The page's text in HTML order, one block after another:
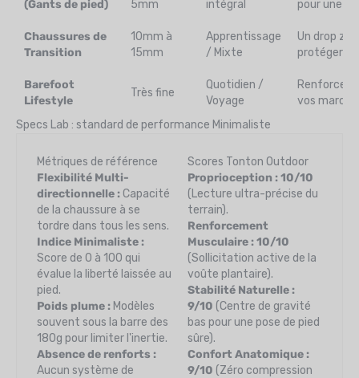
(Gants de pied)
5mm
intégral
pour une
Chaussures de
Transition
10mm à
15mm
Apprentissage
/ Mixte
Un drop
protéger
Barefoot
Lifestyle
Très fine
Quotidien /
Voyage
Renforcez
vos
Specs Lab : standard de performance Minimaliste
Métriques de référence
Flexibilité Multi-
directionnelle : Capacité
de la chaussure à se
tordre dans tous les sens.
Indice Minimaliste :
Score de 0 à 100 qui
évalue la liberté laissée au
pied.
Poids plume : Modèles
souvent sous la barre des
180g pour limiter l'inertie.
Absence de renforts :
Aucun système de
Scores Tonton Outdoor
Proprioception : 10/10
(Lecture ultra-précise du
terrain).
Renforcement
Musculaire : 10/10
(Sollicitation active de la
voûte plantaire).
Stabilité Naturelle :
9/10 (Centre de gravité
bas pour une pose de pied
sûre).
Confort Anatomique :
9/10 (Zéro compression